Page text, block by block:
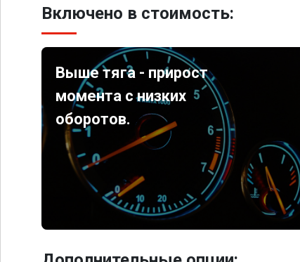
Включено в стоимость:
Выше тяга - прирост
момента с низких
оборотов.